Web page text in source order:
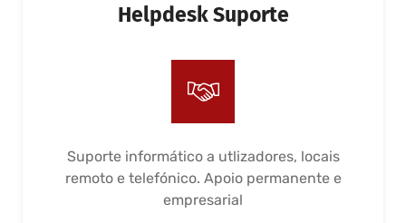
Helpdesk Suporte
Suporte informático a utlizadores, locais
remoto e telefónico. Apoio permanente e
empresarial